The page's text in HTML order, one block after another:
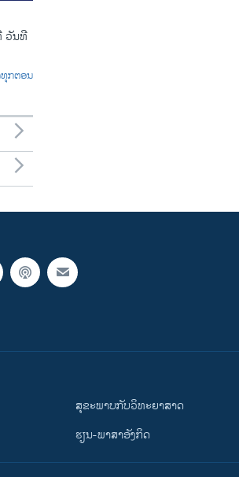
ວັນທີ
ກຕອນ
ສຸຂະພາບກັບວິທະຍາສາດ
ຮຽນ-ພາສາອັງກິດ